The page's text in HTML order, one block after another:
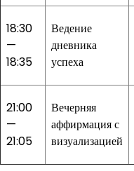
18:30
—
18:35
Ведение
дневника
успеха
21:00
—
21:05
Вечерняя
аффирмация с
визуализацией